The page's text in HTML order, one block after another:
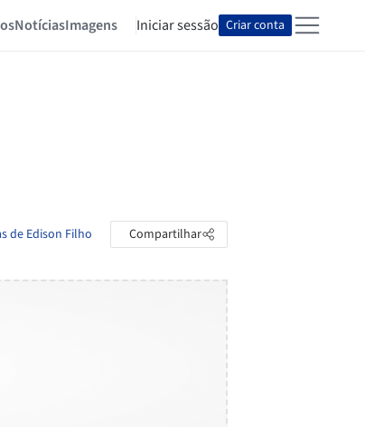
NotíciasImagens Iniciar sessão Criar conta
de Edison Filho Compartilhar